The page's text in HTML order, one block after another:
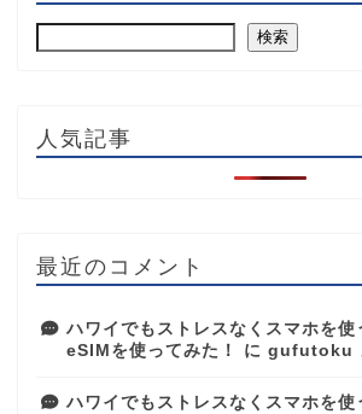
検索
人気記事
最近のコメント
ハワイでもストレスなくスマホを
eSIMを使ってみた！
に gufutoku
ハワイでもストレスなくスマホを